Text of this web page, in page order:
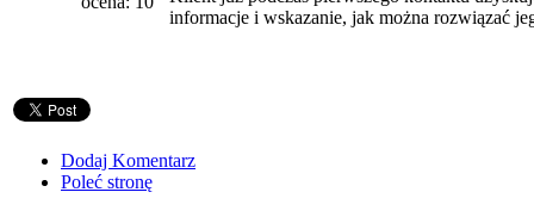
informacje i wskazanie, jak można rozwiązać
Dodaj Komentarz
Poleć stronę